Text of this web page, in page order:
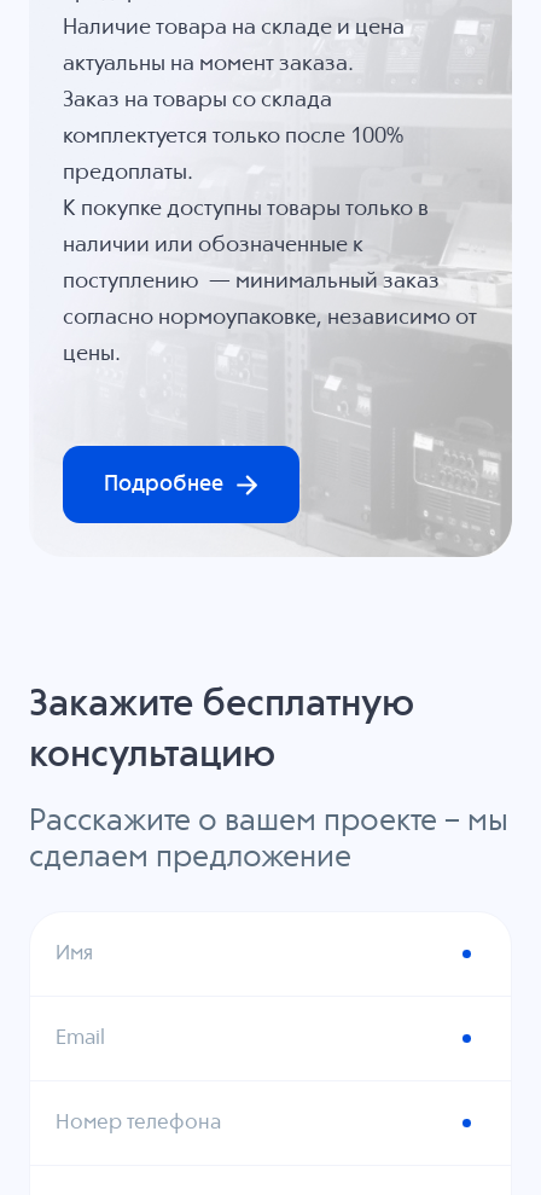
Наличие товара на складе и цена
актуальны на момент заказа.
Заказ на товары со склада
комплектуется только после 100%
предоплаты.
К покупке доступны товары только в
наличии или обозначенные к
поступлению — минимальный заказ
согласно нормоупаковке, независимо от
цены.
Подробнее
Закажите бесплатную
консультацию
Расскажите о вашем проекте – мы
сделаем предложение
Имя
Email
Номер телефона